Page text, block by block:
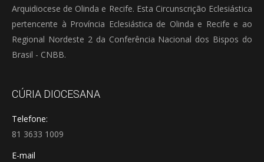
Arquidiocese de Olinda e Recife. Esta Circunscrição Eclesiástica
pertencente à Província Eclesiástica de Olinda e Recife e ao
Regional Nordeste 2 da Conferência Nacional dos Bispos do
Brasil - CNBB.
CÚRIA DIOCESANA
Telefone:
81 3633 1009
E-mail